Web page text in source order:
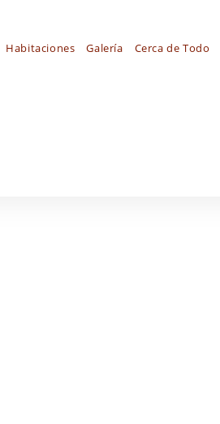
Habitaciones Galería Cerca de Todo